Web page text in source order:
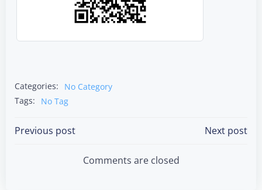
Categories:
No Category
Tags:
No Tag
Post
navigation
Previous post
navigation
Next post
Comments are closed